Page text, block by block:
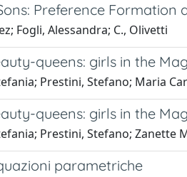
Preference Formation
Fogli, Alessandra; C., Olivetti
queens: girls in the
Prestini, Stefano; Maria
queens: girls in the
Prestini, Stefano; Zanette
parametriche